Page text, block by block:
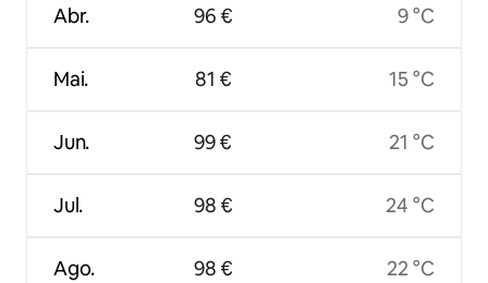
Abr.
Mai.
Jun.
Jul.
Ago.
96 €
81 €
99 €
98 €
98 €
9 °C
15 °C
21 °C
24 °C
22 °C